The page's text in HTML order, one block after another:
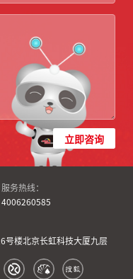
立即咨询
服务热线：
4006260585
号楼北京长虹科技大厦九层